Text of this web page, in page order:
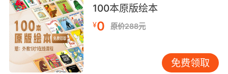
总体来说三岁少儿英语的学习方法主要还是以培
养兴趣为主，只有对英语产生兴趣了才能更愿意
接受和学习英语。
100本原版绘本
¥0 原价288元
免费领取